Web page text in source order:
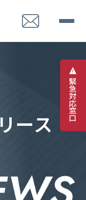
緊
急
対
応
窓
口
リ ース